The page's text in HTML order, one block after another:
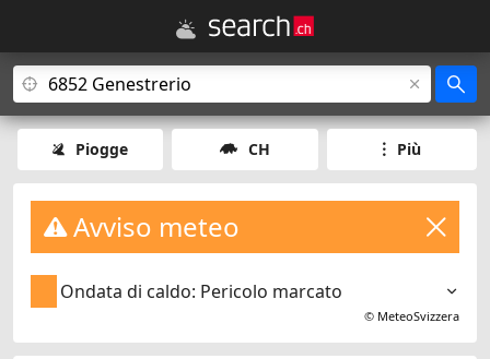
Piogge CH Più
Avviso meteo
Ondata di caldo: Pericolo marcato
© MeteoSvizzera